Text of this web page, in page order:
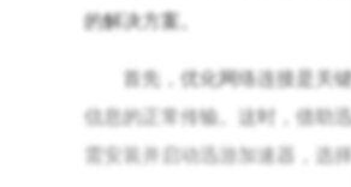
的解决方案。
首先，优化网络连接是关
信息的正常传输。这时，借助
需安装并启动迅游加速器，选